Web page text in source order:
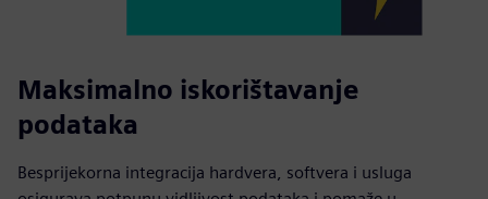
Maksimalno iskorištavanje
podataka
Besprijekorna integracija hardvera, softvera i usluga